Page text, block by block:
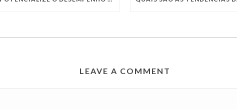
LEAVE A COMMENT